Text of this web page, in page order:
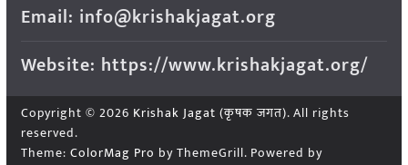
Email: info@krishakjagat.org
Website: https://www.krishakjagat.org/
Copyright © 2026 Krishak Jagat (कृषक जगत). All rights
reserved.
Theme: ColorMag Pro by ThemeGrill. Powered by